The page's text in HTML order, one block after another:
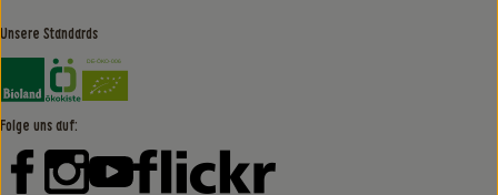
Unsere Standards
Externer Link zu https://www.bioland.de/verbraucher
Externer Link zu https://www.oekokiste.de/
Folge uns auf:
Externer Link zu https://www.facebook.com/lammertzhof/
Externer Link zu https://www.instagram.com/
Externer Link zu https://www.youtube.com/
Externer Link zu https://